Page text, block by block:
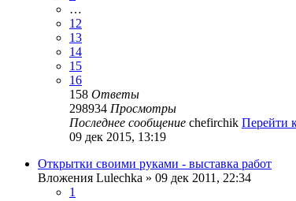
…
12
13
14
15
16
158 Ответы
298934 Просмотры
Последнее сообщение chefirchik Перейти
09 дек 2015, 13:19
Открытки своими руками - выставка работ
Вложения Lulechka » 09 дек 2011, 22:34
1